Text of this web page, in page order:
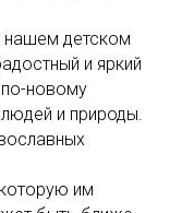
нашем детском
и яркий
новому
и природы.
им